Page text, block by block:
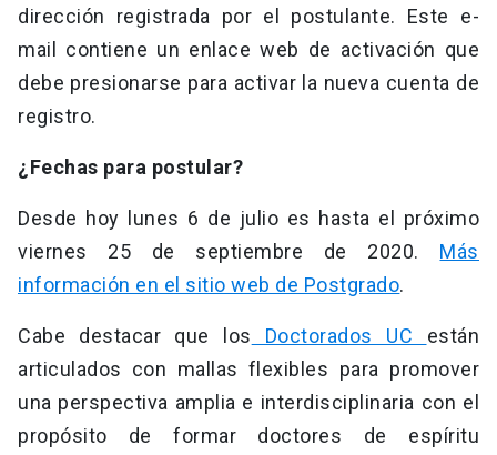
dirección registrada por el postulante. Este e-
mail contiene un enlace web de activación que
debe presionarse para activar la nueva cuenta de
registro.
¿Fechas para postular?
Desde hoy lunes 6 de julio es hasta el próximo
viernes 25 de septiembre de 2020. Más
información en el sitio web de Postgrado.
Cabe destacar que los Doctorados UC están
articulados con mallas flexibles para promover
una perspectiva amplia e interdisciplinaria con el
propósito de formar doctores de espíritu